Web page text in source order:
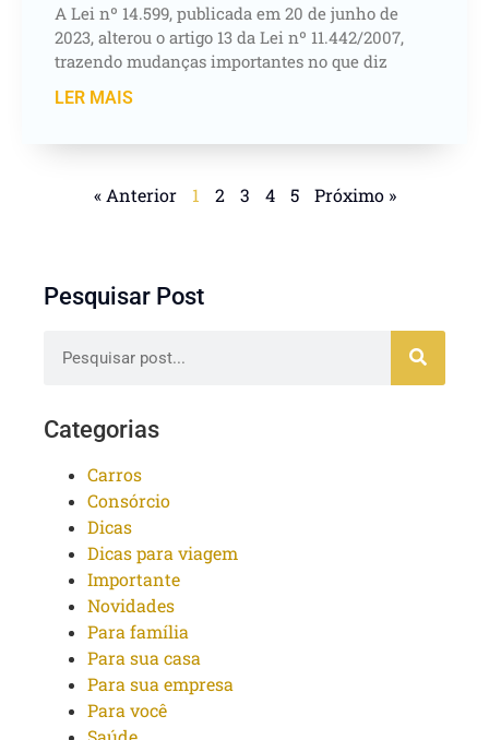
A Lei nº 14.599, publicada em 20 de junho de
2023, alterou o artigo 13 da Lei nº 11.442/2007,
trazendo mudanças importantes no que diz
LER MAIS
« Anterior 1 2 3 4 5 Próximo »
Pesquisar Post
Categorias
Carros
Consórcio
Dicas
Dicas para viagem
Importante
Novidades
Para família
Para sua casa
Para sua empresa
Para você